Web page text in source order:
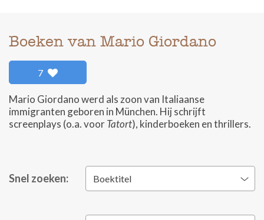
Boeken van Mario Giordano
7
Mario Giordano werd als zoon van Italiaanse
immigranten geboren in München. Hij schrijft
screenplays (o.a. voorTatort), kinderboeken en thrillers.
Snel zoeken: Boektitel